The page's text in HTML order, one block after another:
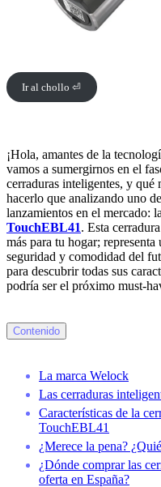
Ir al chollo ⏎
¡Hola, amantes de la
vamos a sumergirnos en el
cerraduras inteligentes, y qué
hacerlo que analizando uno
lanzamientos en el mercado:
TouchEBL41. Esta
más para tu hogar; representa
seguridad y comodidad del
para descubrir todas sus
podría ser el próximo must-
Contenido
La marca Welock
Las cerraduras
Características de la
TouchEBL41
¿Merece la pena?
¿Dónde comprar las
oferta en España?